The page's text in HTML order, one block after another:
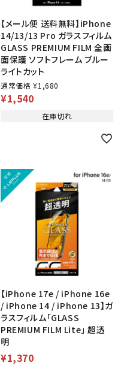
【メール便 送料無料】iPhone
14/13/13 Pro ガラスフィルム
GLASS PREMIUM FILM 全画
面保護 ソフトフレーム ブルー
ライトカット
通常価格 ¥1,680
¥1,540
在庫切れ
【iPhone 17e / iPhone 16e
/ iPhone 14 / iPhone 13】ガ
ラスフィルム「GLASS
PREMIUM FILM Lite」 超透
明
¥1,370